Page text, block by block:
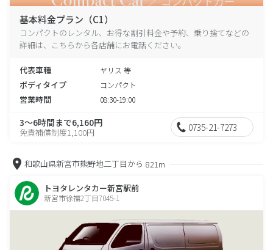
基本料金プラン（C1）
コンパクトのレンタル、お得な割引料金や予約、乗り捨てなどの
詳細は、こちらから各店舗にお電話ください。
代表車種 ヤリス 等
ボディタイプ コンパクト
営業時間 08:30-19:00
3～6時間まで6,160円
免責補償制度1,100円 0735-21-7273
和歌山県新宮市熊野地二丁目から 821m
トヨタレンタカー新宮駅前
新宮市徐福2丁目7045-1